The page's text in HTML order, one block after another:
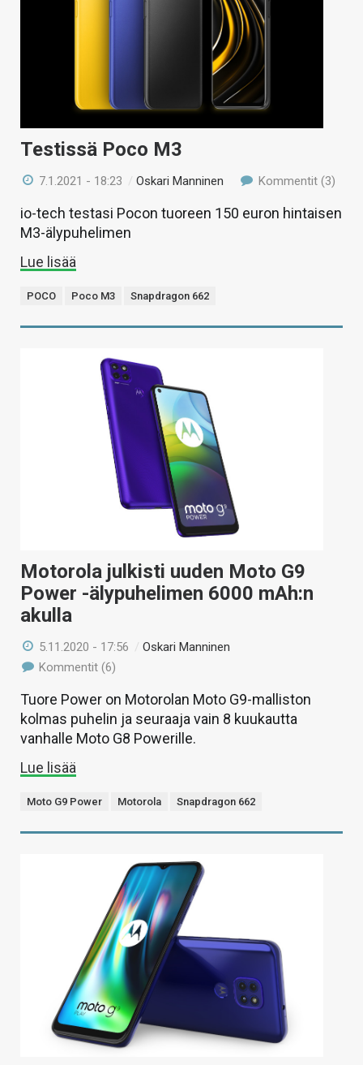
Testissä Poco M3
7.1.2021 - 18:23 /Oskari Manninen Kommentit (3)
io-tech testasi Pocon tuoreen 150 euron hintaisen
M3-älypuhelimen
Lue lisää
POCO Poco M3 Snapdragon 662
Motorola julkisti uuden Moto G9
Power -älypuhelimen 6000 mAh:n
akulla
5.11.2020 - 17:56 /Oskari Manninen
Kommentit (6)
Tuore Power on Motorolan Moto G9-malliston
kolmas puhelin ja seuraaja vain 8 kuukautta
vanhalle Moto G8 Powerille.
Lue lisää
Moto G9 Power Motorola Snapdragon 662